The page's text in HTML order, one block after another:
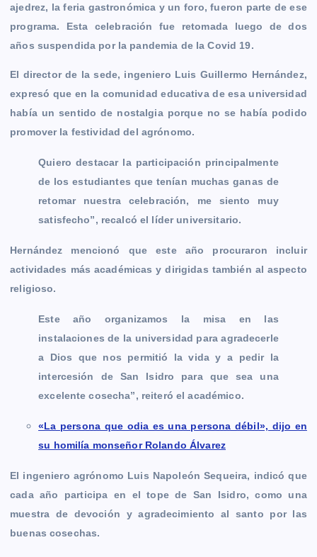
ajedrez, la feria gastronómica y un foro, fueron parte de ese
programa. Esta celebración fue retomada luego de dos
años suspendida por la pandemia de la Covid 19.
El director de la sede, ingeniero Luis Guillermo Hernández,
expresó que en la comunidad educativa de esa universidad
había un sentido de nostalgia porque no se había podido
promover la festividad del agrónomo.
Quiero destacar la participación principalmente
de los estudiantes que tenían muchas ganas de
retomar nuestra celebración, me siento muy
satisfecho”, recalcó el líder universitario.
Hernández mencionó que este año procuraron incluir
actividades más académicas y dirigidas también al aspecto
religioso.
Este año organizamos la misa en las
instalaciones de la universidad para agradecerle
a Dios que nos permitió la vida y a pedir la
intercesión de San Isidro para que sea una
excelente cosecha”, reiteró el académico.
«La persona que odia es una persona débil», dijo en
su homilía monseñor Rolando Álvarez
El ingeniero agrónomo Luis Napoleón Sequeira, indicó que
cada año participa en el tope de San Isidro, como una
muestra de devoción y agradecimiento al santo por las
buenas cosechas.